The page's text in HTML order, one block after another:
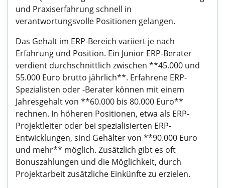
und Praxiserfahrung schnell in
verantwortungsvolle Positionen gelangen.
Das Gehalt im ERP-Bereich variiert je nach
Erfahrung und Position. Ein Junior ERP-Berater
verdient durchschnittlich zwischen **45.000 und
55.000 Euro brutto jährlich**. Erfahrene ERP-
Spezialisten oder -Berater können mit einem
Jahresgehalt von **60.000 bis 80.000 Euro**
rechnen. In höheren Positionen, etwa als ERP-
Projektleiter oder bei spezialisierten ERP-
Entwicklungen, sind Gehälter von **90.000 Euro
und mehr** möglich. Zusätzlich gibt es oft
Bonuszahlungen und die Möglichkeit, durch
Projektarbeit zusätzliche Einkünfte zu erzielen.